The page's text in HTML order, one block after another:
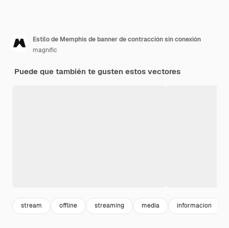
Estilo de Memphis de banner de contracción sin conexión
magnific
Puede que también te gusten estos vectores
stream offline streaming media informacion